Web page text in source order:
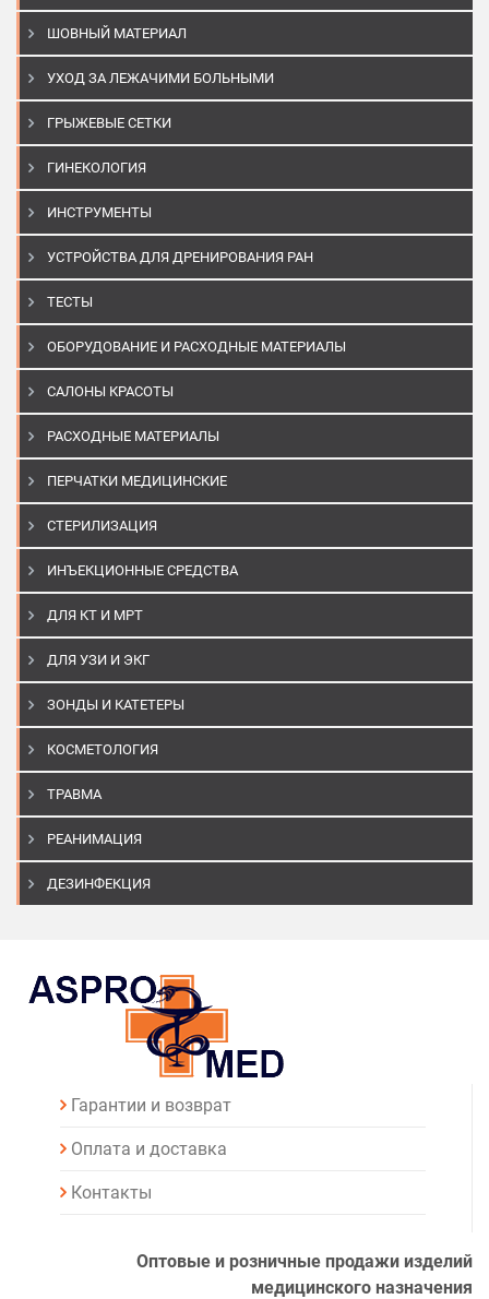
ШОВНЫЙ МАТЕРИАЛ
УХОД ЗА ЛЕЖАЧИМИ БОЛЬНЫМИ
ГРЫЖЕВЫЕ СЕТКИ
ГИНЕКОЛОГИЯ
ИНСТРУМЕНТЫ
УСТРОЙСТВА ДЛЯ ДРЕНИРОВАНИЯ РАН
ТЕСТЫ
ОБОРУДОВАНИЕ И РАСХОДНЫЕ МАТЕРИАЛЫ
САЛОНЫ КРАСОТЫ
РАСХОДНЫЕ МАТЕРИАЛЫ
ПЕРЧАТКИ МЕДИЦИНСКИЕ
СТЕРИЛИЗАЦИЯ
ИНЪЕКЦИОННЫЕ СРЕДСТВА
ДЛЯ КТ И МРТ
ДЛЯ УЗИ И ЭКГ
ЗОНДЫ И КАТЕТЕРЫ
КОСМЕТОЛОГИЯ
ТРАВМА
РЕАНИМАЦИЯ
ДЕЗИНФЕКЦИЯ
Гарантии и возврат
Оплата и доставка
Контакты
Оптовые и розничные продажи изделий
медицинского назначения